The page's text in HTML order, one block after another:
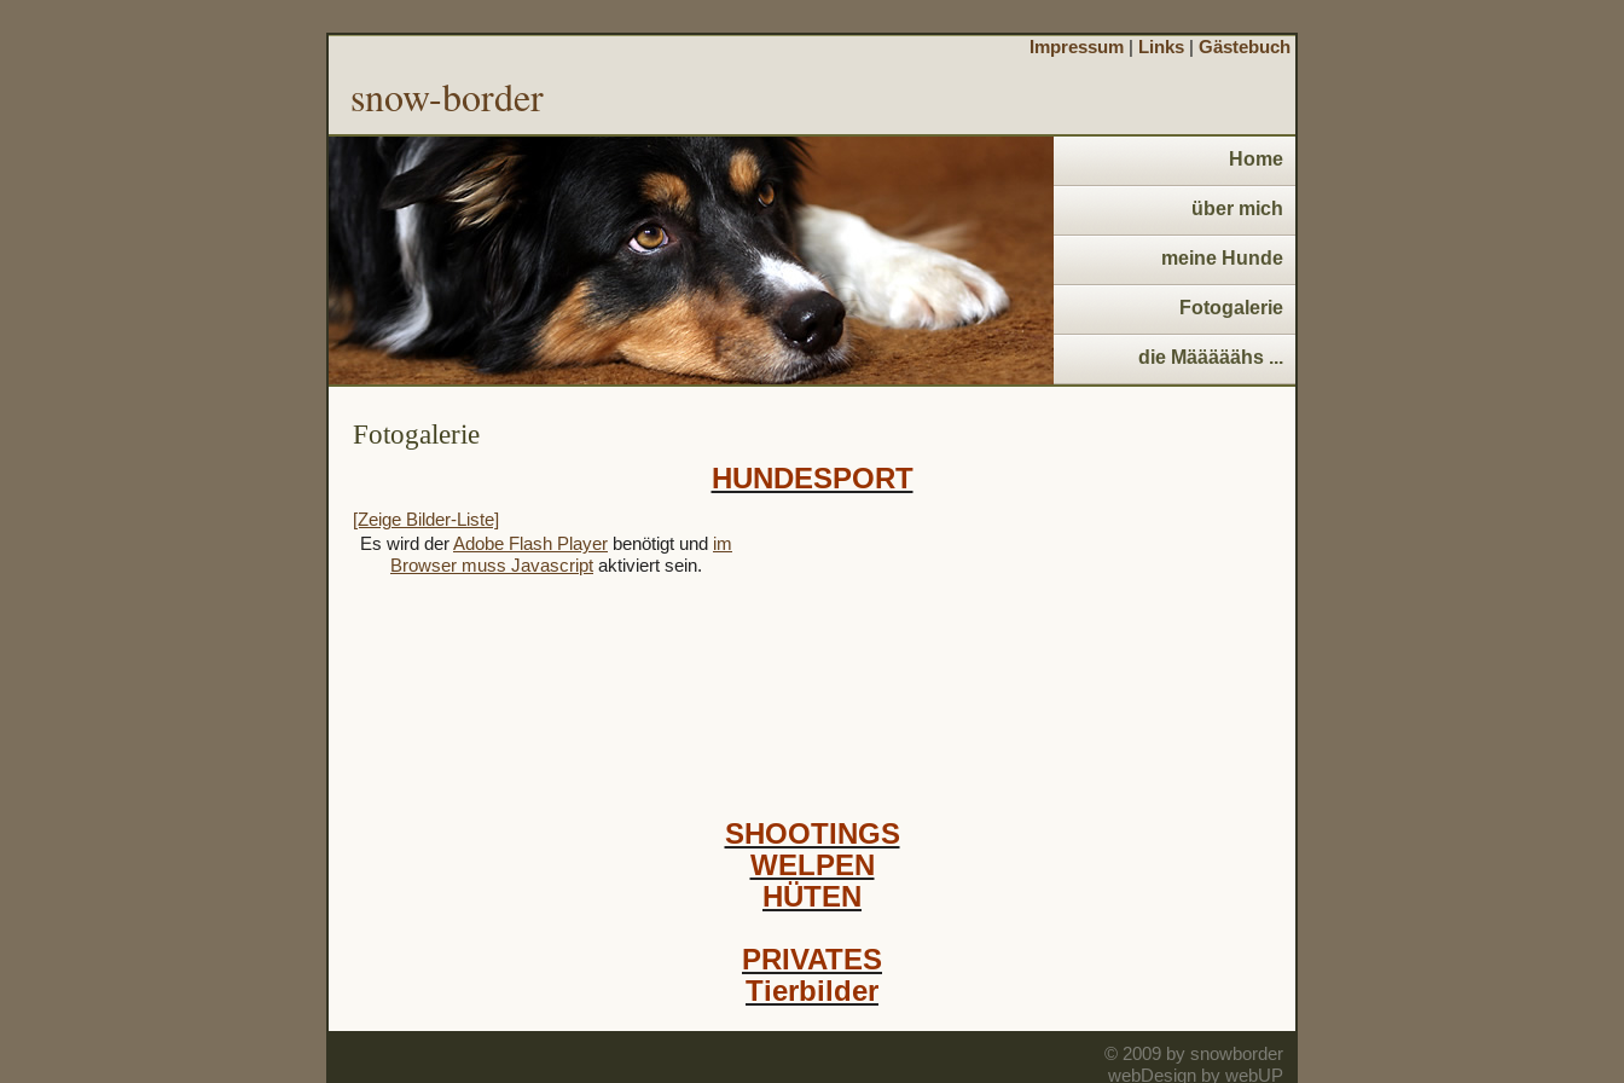
Impressum Links Gästebuch
snow-border
Home
über mich
meine Hunde
Fotogalerie
die Määääähs ...
Fotogalerie
HUNDESPORT
[Zeige Bilder-Liste]
Es wird derAdobe Flash Player benötigt und im
Browser muss Javascript aktiviert sein.
SHOOTINGS
WELPEN
HÜTEN
PRIVATES
Tierbilder
© 2009 by snowborder
webDesign by webUP